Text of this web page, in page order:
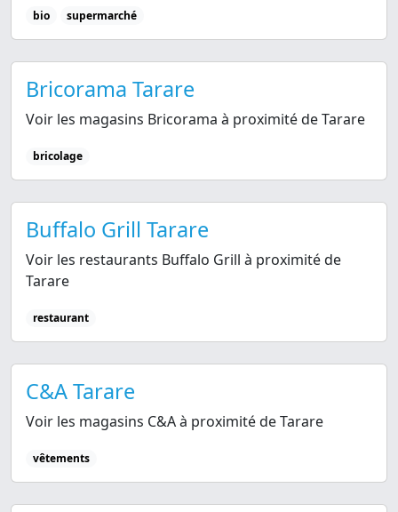
bio supermarché
Bricorama Tarare
Voir les magasins Bricorama à proximité de Tarare
bricolage
Buffalo Grill Tarare
Voir les restaurants Buffalo Grill à proximité de
Tarare
restaurant
C&A Tarare
Voir les magasins C&A à proximité de Tarare
vêtements